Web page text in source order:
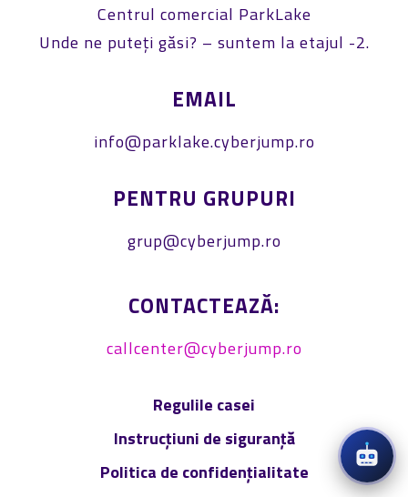
Centrul comercial ParkLake
Unde ne puteți găsi? – suntem la etajul -2.
EMAIL
info@parklake.cyberjump.ro
PENTRU GRUPURI
grup@cyberjump.ro
CONTACTEAZĂ:
callcenter@cyberjump.ro
Regulile casei
Instrucțiuni de siguranță
Politica de confidențialitate